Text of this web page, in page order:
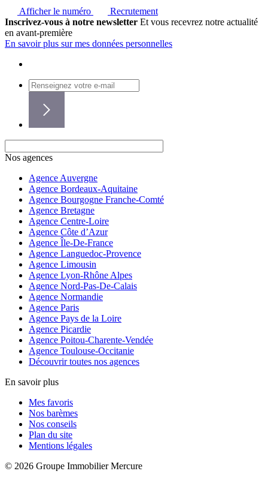
Afficher le numéro
Recrutement
Inscrivez-vous à notre newsletter Et vous recevrez notre actualité
en avant-première
En savoir plus sur mes données personnelles
Nos agences
Agence Auvergne
Agence Bordeaux-Aquitaine
Agence Bourgogne Franche-Comté
Agence Bretagne
Agence Centre-Loire
Agence Côte d’Azur
Agence Île-De-France
Agence Languedoc-Provence
Agence Limousin
Agence Lyon-Rhône Alpes
Agence Nord-Pas-De-Calais
Agence Normandie
Agence Paris
Agence Pays de la Loire
Agence Picardie
Agence Poitou-Charente-Vendée
Agence Toulouse-Occitanie
Découvrir toutes nos agences
En savoir plus
Mes favoris
Nos barèmes
Nos conseils
Plan du site
Mentions légales
© 2026 Groupe Immobilier Mercure